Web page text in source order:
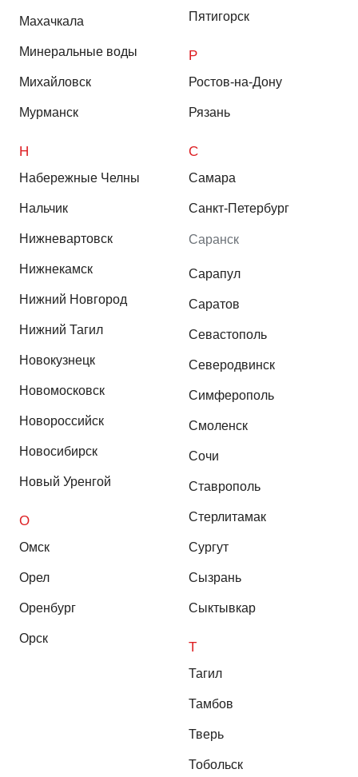
Махачкала
Минеральные воды
Михайловск
Мурманск
Н
Набережные Челны
Нальчик
Нижневартовск
Нижнекамск
Нижний Новгород
Нижний Тагил
Новокузнецк
Новомосковск
Новороссийск
Новосибирск
Новый Уренгой
О
Омск
Орел
Оренбург
Орск
Пятигорск
Р
Ростов-на-Дону
Рязань
С
Самара
Санкт-Петербург
Саранск
Сарапул
Саратов
Севастополь
Северодвинск
Симферополь
Смоленск
Сочи
Ставрополь
Стерлитамак
Сургут
Сызрань
Сыктывкар
Т
Тагил
Тамбов
Тверь
Тобольск